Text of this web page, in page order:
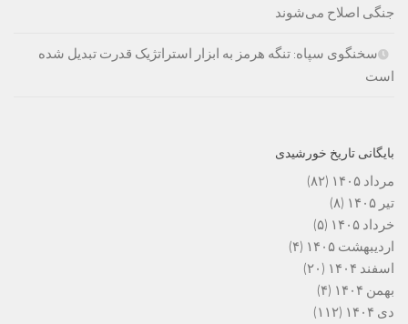
جنگی اصلاح می‌شوند
سخنگوی سپاه: تنگه هرمز به ابزار استراتژیک قدرت تبدیل شده
است
بایگانی تاریخ خورشیدی
مرداد ۱۴۰۵
(۸۲)
تیر ۱۴۰۵
(۸)
خرداد ۱۴۰۵
(۵)
اردیبهشت ۱۴۰۵
(۴)
اسفند ۱۴۰۴
(۲۰)
بهمن ۱۴۰۴
(۴)
دی ۱۴۰۴
(۱۱۲)